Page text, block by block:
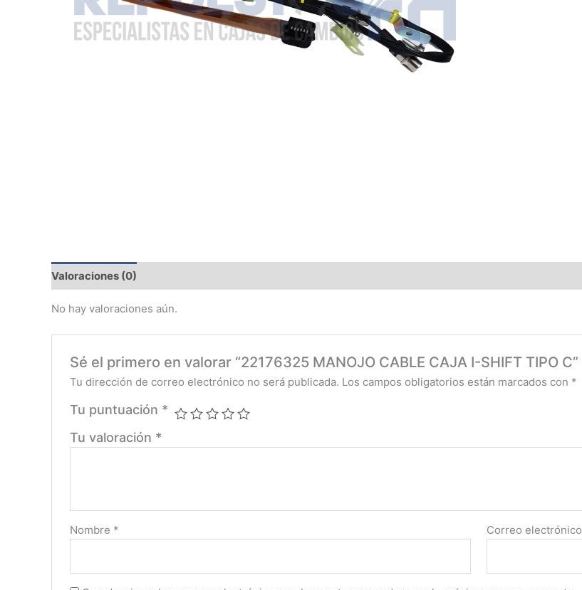
Valoraciones (0)
No hay valoraciones aún.
Sé el primero en valorar “22176325 MANOJO CABLE CAJA I-SHIFT TIPO C”
Tu dirección de correo electrónico no será publicada. Los campos obligatorios están marcados con *
Tu puntuación *
Tu valoración *
Nombre * Correo electrónico